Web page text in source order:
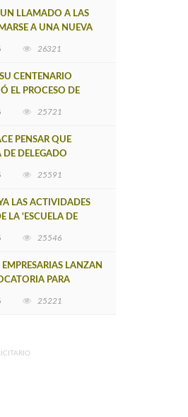
UN LLAMADO A LAS
A UNA NUEVA
26321
CENTENARIO
EL PROCESO DE
25721
PENSAR QUE
DE DELEGADO
25591
LAS ACTIVIDADES
LA 'ESCUELA DE
25546
EMPRESARIAS LANZAN
PARA
25221